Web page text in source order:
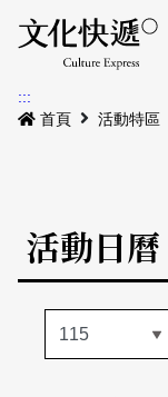
最新公告
本期專題
歷史專題
活動特區
活動列表
關於我們
:::
首頁
活動特區
活動日曆